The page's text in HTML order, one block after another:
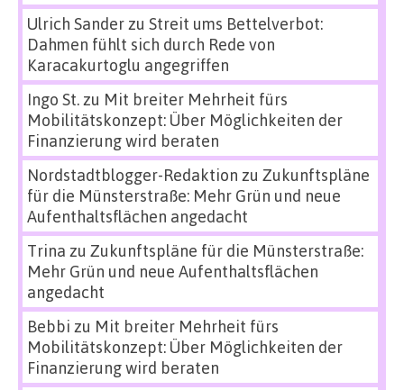
Ulrich Sanderzu Streit ums Bettelverbot:
Dahmen fühlt sich durch Rede von
Karacakurtoglu angegriffen
Ingo St.zu Mit breiter Mehrheit fürs
Mobilitätskonzept: Über Möglichkeiten der
Finanzierung wird beraten
Nordstadtblogger-Redaktion zu Zukunftspläne
für die Münsterstraße: Mehr Grün und neue
Aufenthaltsflächen angedacht
Trina zu Zukunftspläne für die Münsterstraße:
Mehr Grün und neue Aufenthaltsflächen
angedacht
Bebbi zu Mit breiter Mehrheit fürs
Mobilitätskonzept: Über Möglichkeiten der
Finanzierung wird beraten